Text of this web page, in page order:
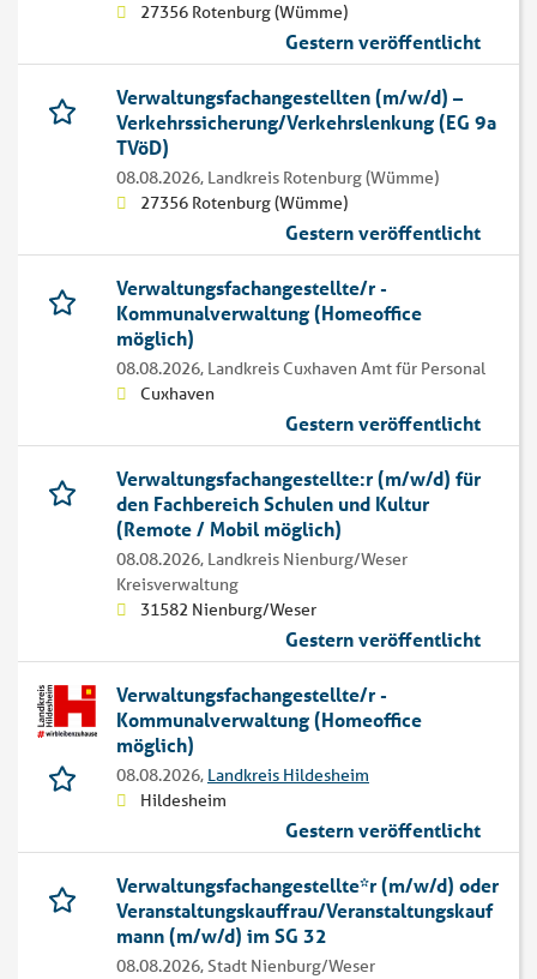
27356 Rotenburg (Wümme)
Gestern veröffentlicht
Verwaltungsfachangestellten (m/w/d) –
Verkehrssicherung/Verkehrslenkung (EG 9a
TVöD)
08.08.2026, Landkreis Rotenburg (Wümme)
27356 Rotenburg (Wümme)
Gestern veröffentlicht
Verwaltungsfachangestellte/r -
Kommunalverwaltung (Homeoffice
möglich)
08.08.2026, Landkreis Cuxhaven Amt für Personal
Cuxhaven
Gestern veröffentlicht
Verwaltungsfachangestellte:r (m/w/d) für
den Fachbereich Schulen und Kultur
(Remote / Mobil möglich)
08.08.2026, Landkreis Nienburg/Weser
Kreisverwaltung
31582 Nienburg/Weser
Gestern veröffentlicht
Verwaltungsfachangestellte/r -
Kommunalverwaltung (Homeoffice
möglich)
08.08.2026, Landkreis Hildesheim
Hildesheim
Gestern veröffentlicht
Verwaltungsfachangestellte*r (m/w/d) oder
Veranstaltungskauffrau/Veranstaltungskauf
mann (m/w/d) im SG 32
08.08.2026,Stadt Nienburg/Weser